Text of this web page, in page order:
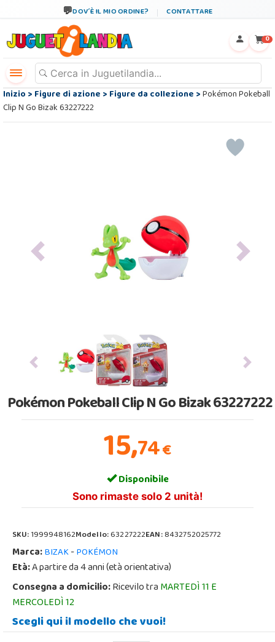
DOV´È IL MIO ORDINE? CONTATTARE
0
Inizio>Figure di azione>Figure da collezione>Pokémon Pokeball
Clip N Go Bizak 63227222
Previous Next
Previous Next
Pokémon Pokeball Clip N Go Bizak 63227222
15,74€
Disponibile
Sono rimaste solo 2 unità!
SKU:1999948162Modello:63227222EAN:8432752025772
Marca:BIZAK-POKÉMON
Età:A partire da 4 anni (età orientativa)
Consegna a domicilio:Ricevilo traMARTEDÌ 11 E
MERCOLEDÌ 12
Scegli qui il modello che vuoi!